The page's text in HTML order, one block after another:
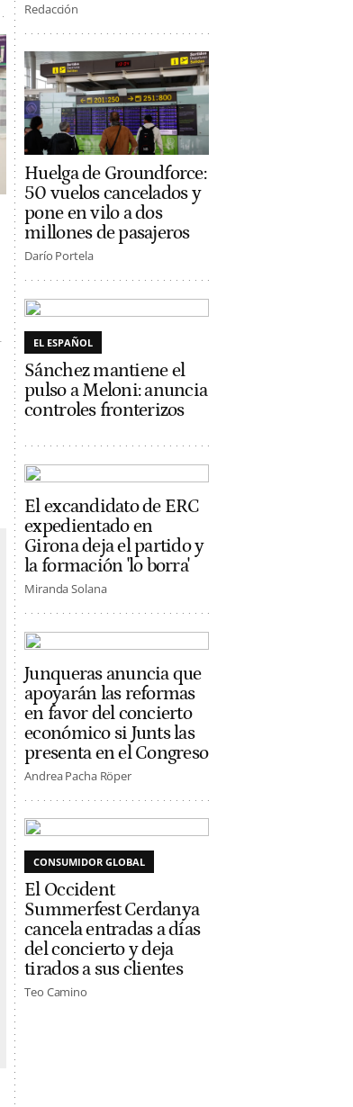
Redacción
Huelga de Groundforce:
50 vuelos cancelados y
pone en vilo a dos
millones de pasajeros
Darío Portela
EL ESPAÑOL
Sánchez mantiene el
pulso a Meloni: anuncia
controles fronterizos
El excandidato de ERC
expedientado en
Girona deja el partido y
la formación 'lo borra'
Miranda Solana
Junqueras anuncia que
apoyarán las reformas
en favor del concierto
económico si Junts las
presenta en el Congreso
Andrea Pacha Röper
CONSUMIDOR GLOBAL
El Occident
Summerfest Cerdanya
cancela entradas a días
del concierto y deja
tirados a sus clientes
Teo Camino